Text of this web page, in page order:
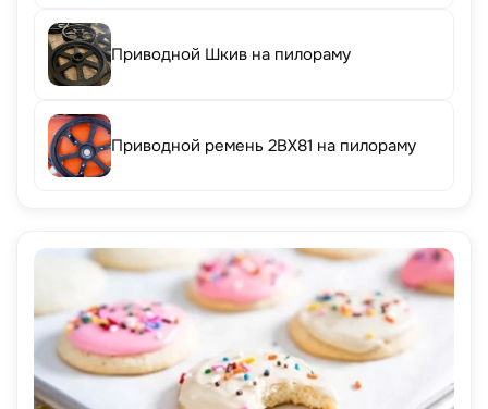
Приводной Шкив на пилораму
Приводной ремень 2BX81 на пилораму